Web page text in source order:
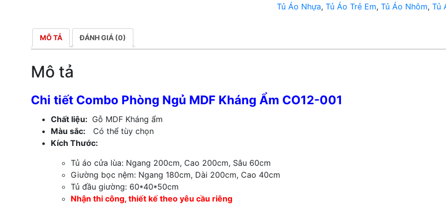
Tủ Áo Nhựa, Tủ Áo Trẻ Em, Tủ Áo Nhôm, Tủ
MÔ TẢ ĐÁNH GIÁ (0)
Mô tả
Chi tiết Combo Phòng Ngủ MDF Kháng Ẩm CO12-001
Chất liệu: Gỗ MDF Kháng ẩm
Màu sắc:
Có thể tùy chọn
Kích Thước:
Tủ áo cửa lùa: Ngang 200cm, Cao 200cm, Sâu 60cm
Giường bọc nệm: Ngang 180cm, Dài 200cm, Cao 40cm
Tủ đầu giường: 60*40*50cm
Nhận thi công, thiết kế theo yêu cầu riêng